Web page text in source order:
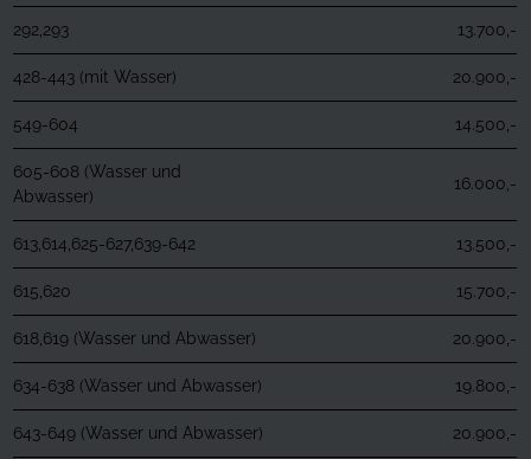
292,293 13.700,-
428-443 (mit Wasser) 20.900,-
549-604 14.500,-
605-608 (Wasser und
Abwasser)
16.000,-
613,614,625-627,639-642 13.500,-
615,620 15.700,-
618,619 (Wasser und Abwasser) 20.900,-
634-638 (Wasser und Abwasser) 19.800,-
643-649 (Wasser und Abwasser) 20.900,-